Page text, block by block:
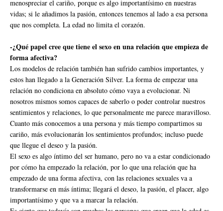
menospreciar el cariño, porque es algo importantísimo en nuestras
vidas; si le añadimos la pasión, entonces tenemos al lado a esa persona
que nos completa. La edad no limita el corazón.
-¿Qué papel cree que tiene el sexo en una relación que empieza de
forma afectiva?
Los modelos de relación también han sufrido cambios importantes, y
estos han llegado a la Generación Silver. La forma de empezar una
relación no condiciona en absoluto cómo vaya a evolucionar. Ni
nosotros mismos somos capaces de saberlo o poder controlar nuestros
sentimientos y relaciones, lo que personalmente me parece maravilloso.
Cuanto más conocemos a una persona y más tiempo compartimos su
cariño, más evolucionarán los sentimientos profundos; incluso puede
que llegue el deseo y la pasión.
El sexo es algo íntimo del ser humano, pero no va a estar condicionado
por cómo ha empezado la relación, por lo que una relación que ha
empezado de una forma afectiva, con las relaciones sexuales va a
transformarse en más íntima; llegará el deseo, la pasión, el placer, algo
importantísimo y que va a marcar la relación.